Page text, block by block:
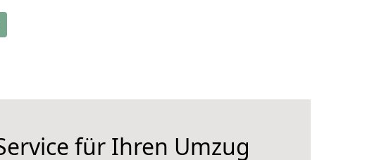
für Ihren Umzug